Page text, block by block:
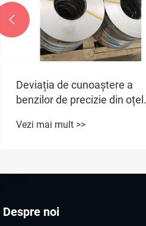
Deviația de cunoaștere a
benzilor de precizie din oțel
Vezi mai mult >>

Despre noi